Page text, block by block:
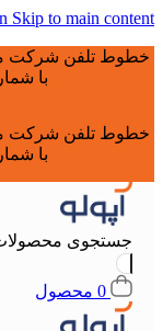
Skip to main content
خطوط تلفن شرکت
با شماره 09046612504
خطوط تلفن شرکت
با شماره 09046612504
جستجوی
0 محصول